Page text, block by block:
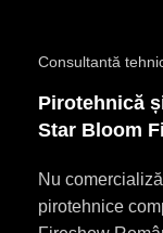
Consultantă
Pirotehnică
Star Bloom
Nu
pirotehnice